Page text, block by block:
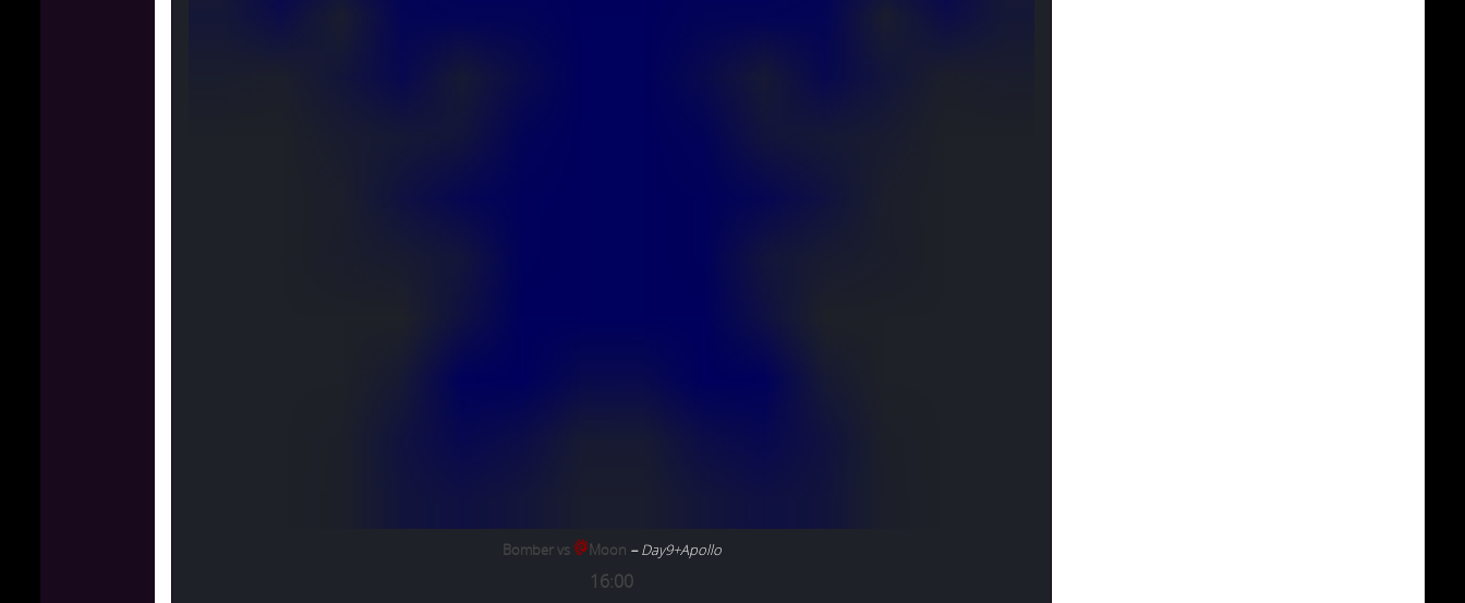
Bomber vs Moon –Day9+Apollo
16:00